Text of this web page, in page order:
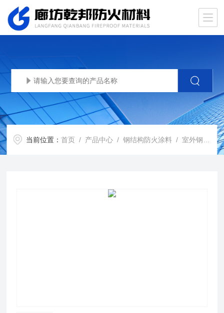
当前位置：首页 / 产品中心 /钢结构防火涂料 /室外钢结构防火涂料